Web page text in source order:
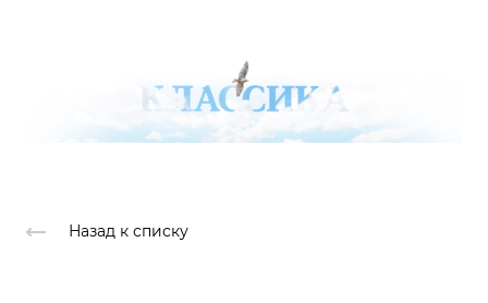
Назад к списку